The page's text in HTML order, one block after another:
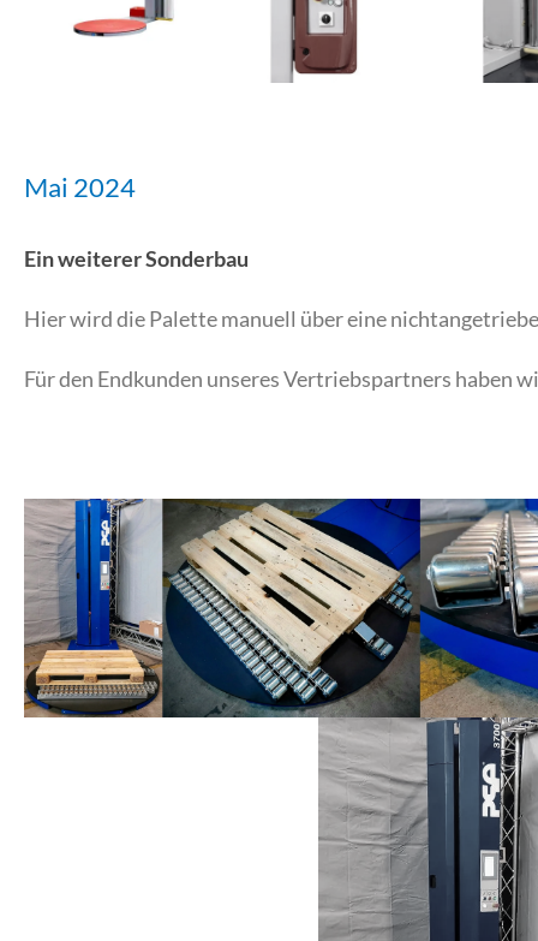
Mai 2024
Ein weiterer Sonderbau
Hier wird die Palette manuell über eine
Für den Endkunden unseres Vertriebspartners haben